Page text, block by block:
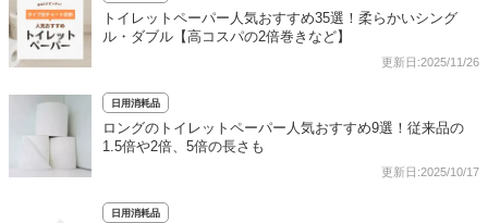
トイレットペーパー人気おすすめ35選！柔らかいシング
ル・ダブル【高コスパの2倍巻きなど】
更新日:2025/11/26
日用消耗品
ロングのトイレットペーパー人気おすすめ9選！従来品の
1.5倍や2倍、5倍の長さも
更新日:2025/10/17
日用消耗品